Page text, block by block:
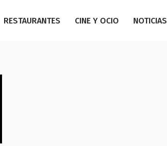
RESTAURANTES CINE Y OCIO NOTICIAS